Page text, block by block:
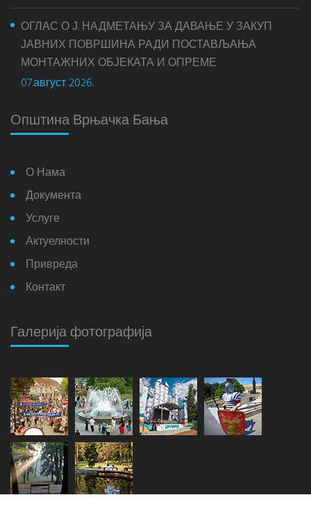
ОГЛАС О Ј. НАДМЕТАЊУ ЗА ДАВАЊЕ У ЗАКУП
ЈАВНИХ ПОВРШИНА РАДИ ПОСТАВЉАЊА
МОНТАЖНИХ ОБЈЕКАТА И ОПРЕМЕ
07.август 2026.
Општина Врњачка Бања
О Нама
Документа
Услуге
Актуелности
Привреда
Контакт
Галерија фотографија